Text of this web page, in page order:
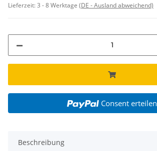
Lieferzeit:3 - 8 Werktage (DE - Ausland abweichend)
Consent erteilen
Beschreibung